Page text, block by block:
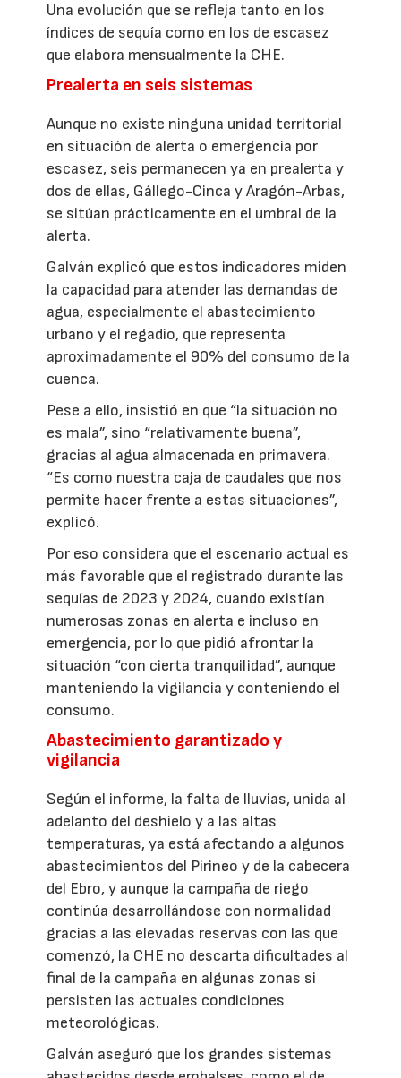
Una evolución que se refleja tanto en los
índices de sequía como en los de escasez
que elabora mensualmente la CHE.
Prealerta en seis sistemas
Aunque no existe ninguna unidad territorial
en situación de alerta o emergencia por
escasez, seis permanecen ya en prealerta y
dos de ellas, Gállego-Cinca y Aragón-Arbas,
se sitúan prácticamente en el umbral de la
alerta.
Galván explicó que estos indicadores miden
la capacidad para atender las demandas de
agua, especialmente el abastecimiento
urbano y el regadío, que representa
aproximadamente el 90% del consumo de la
cuenca.
Pese a ello, insistió en que “la situación no
es mala”, sino “relativamente buena”,
gracias al agua almacenada en primavera.
“Es como nuestra caja de caudales que nos
permite hacer frente a estas situaciones”,
explicó.
Por eso considera que el escenario actual es
más favorable que el registrado durante las
sequías de 2023 y 2024, cuando existían
numerosas zonas en alerta e incluso en
emergencia, por lo que pidió afrontar la
situación “con cierta tranquilidad”, aunque
manteniendo la vigilancia y conteniendo el
consumo.
Abastecimiento garantizado y
vigilancia
Según el informe, la falta de lluvias, unida al
adelanto del deshielo y a las altas
temperaturas, ya está afectando a algunos
abastecimientos del Pirineo y de la cabecera
del Ebro, y aunque la campaña de riego
continúa desarrollándose con normalidad
gracias a las elevadas reservas con las que
comenzó, la CHE no descarta dificultades al
final de la campaña en algunas zonas si
persisten las actuales condiciones
meteorológicas.
Galván aseguró que los grandes sistemas